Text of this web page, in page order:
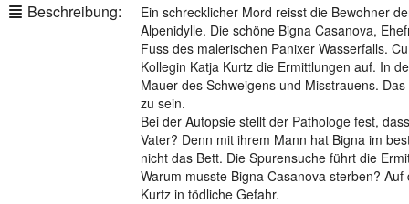
Beschreibung:
Ein schrecklicher Mord reisst die Bewohner
Alpenidylle. Die schöne Bigna Casanova,
Fuss des malerischen Panixer Wasserfalls.
Kollegin Katja Kurtz die Ermittlungen auf. In
Mauer des Schweigens und Misstrauens.
zu sein.
Bei der Autopsie stellt der Pathologe fest,
Vater? Denn mit ihrem Mann hat Bigna im
nicht das Bett. Die Spurensuche führt die
Warum musste Bigna Casanova sterben?
Kurtz in tödliche Gefahr.